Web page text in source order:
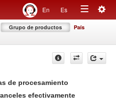
En Es
Toggle
Grupo de productos País
de procesamiento
efectivamente